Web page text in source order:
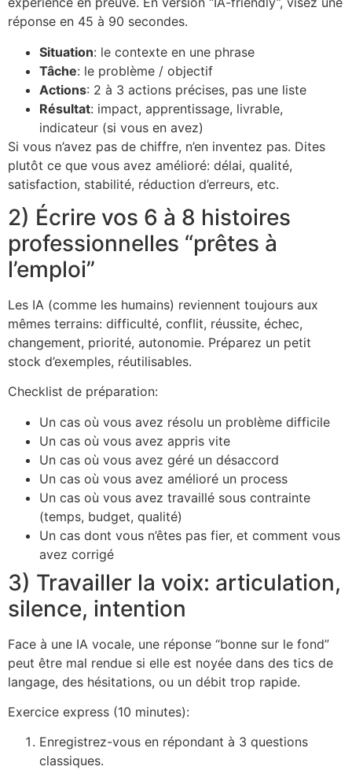
réponse en 45 à 90 secondes.
Situation: le contexte en une phrase
Tâche: le problème / objectif
Actions: 2 à 3 actions précises, pas une liste
Résultat: impact, apprentissage, livrable,
indicateur (si vous en avez)
Si vous n’avez pas de chiffre, n’en inventez pas. Dites
plutôt ce que vous avez amélioré: délai, qualité,
satisfaction, stabilité, réduction d’erreurs, etc.
2) Écrire vos 6 à 8 histoires
professionnelles “prêtes à
l’emploi”
Les IA (comme les humains) reviennent toujours aux
mêmes terrains: difficulté, conflit, réussite, échec,
changement, priorité, autonomie. Préparez un petit
stock d’exemples, réutilisables.
Checklist de préparation:
Un cas où vous avez résolu un problème difficile
Un cas où vous avez appris vite
Un cas où vous avez géré un désaccord
Un cas où vous avez amélioré un process
Un cas où vous avez travaillé sous contrainte
(temps, budget, qualité)
Un cas dont vous n’êtes pas fier, et comment vous
avez corrigé
3) Travailler la voix: articulation,
silence, intention
Face à une IA vocale, une réponse “bonne sur le fond”
peut être mal rendue si elle est noyée dans des tics de
langage, des hésitations, ou un débit trop rapide.
Exercice express (10 minutes):
Enregistrez-vous en répondant à 3 questions
classiques.